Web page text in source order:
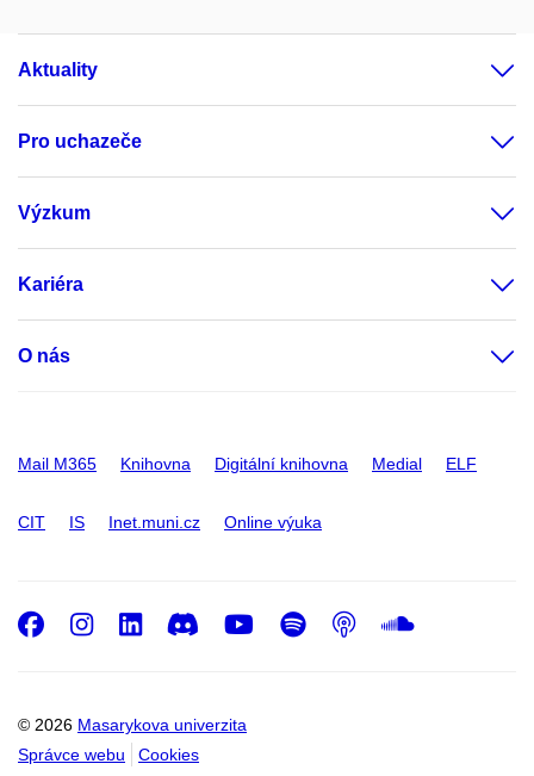
Aktuality
Pro uchazeče
Výzkum
Kariéra
O nás
Mail M365 Knihovna Digitální knihovna Medial ELF
CIT IS Inet.muni.cz Online výuka
© 2026 Masarykova univerzita
Správce webu
Cookies
Facebook
Instagram
LinkedIn
DiscordYoutube
Spotify
Podcast